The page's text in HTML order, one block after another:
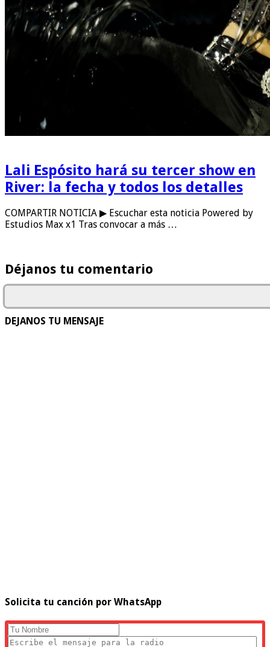
Lali Espósito hará su tercer show en
River: la fecha y todos los detalles
COMPARTIR NOTICIA ▶ Escuchar esta noticia Powered by
Estudios Max x1 Tras convocar a más …
Déjanos tu comentario
DEJANOS TU MENSAJE
Solicita tu canción por WhatsApp